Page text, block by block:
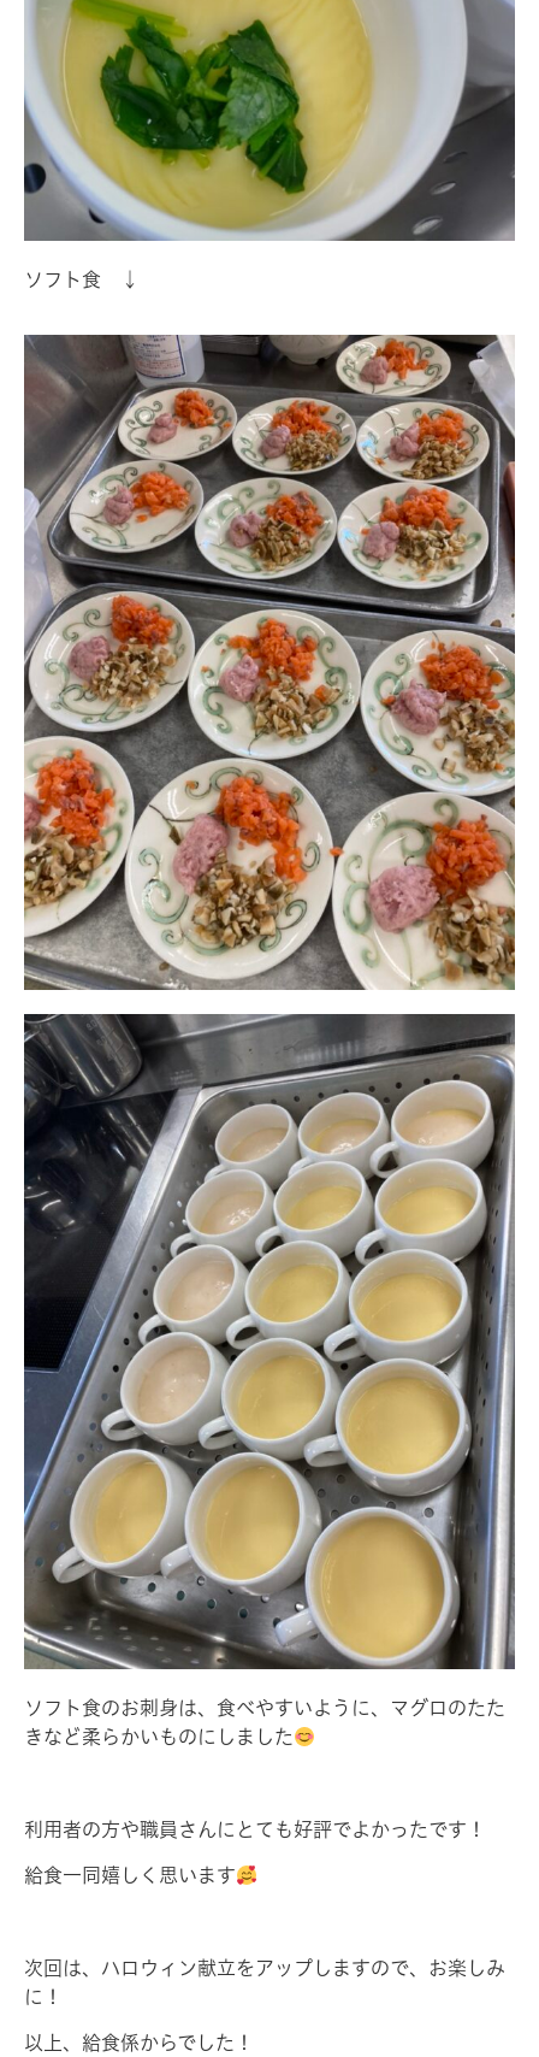
ソフト食 ↓
ソフト食のお刺身は、食べやすいように、マグロのたた
きなど柔らかいものにしました
利用者の方や職員さんにとても好評でよかったです！
給食一同嬉しく思います
次回は、ハロウィン献立をアップしますので、お楽しみ
に！
以上、給食係からでした！